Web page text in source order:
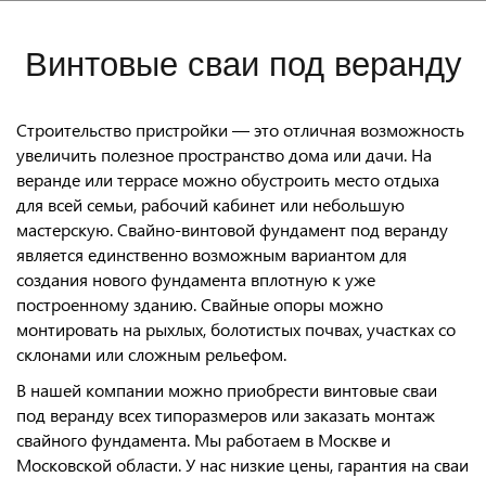
Винтовые сваи под веранду
Строительство пристройки — это отличная возможность
увеличить полезное пространство дома или дачи. На
веранде или террасе можно обустроить место отдыха
для всей семьи, рабочий кабинет или небольшую
мастерскую. Свайно-винтовой фундамент под веранду
является единственно возможным вариантом для
создания нового фундамента вплотную к уже
построенному зданию. Свайные опоры можно
монтировать на рыхлых, болотистых почвах, участках со
склонами или сложным рельефом.
В нашей компании можно приобрести винтовые сваи
под веранду всех типоразмеров или заказать монтаж
свайного фундамента. Мы работаем в Москве и
Московской области. У нас низкие цены, гарантия на сваи